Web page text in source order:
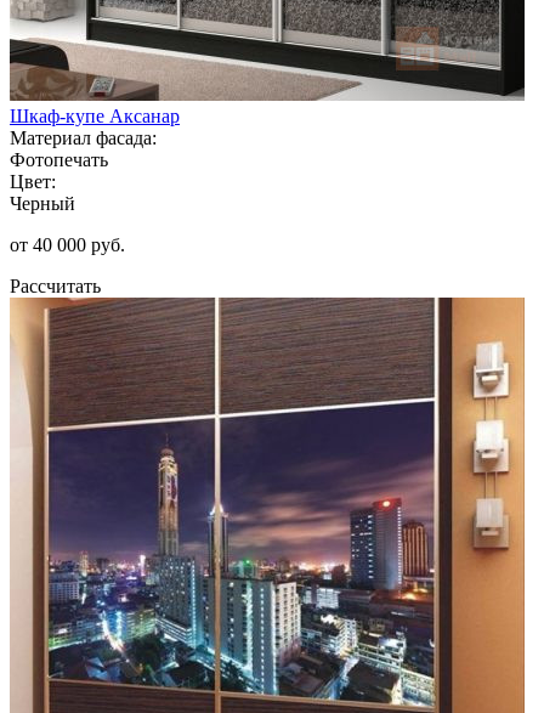
Шкаф-купе Аксанар
Материал фасада:
Фотопечать
Цвет:
Черный
от 40 000 руб.
Рассчитать